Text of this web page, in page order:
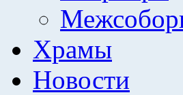
Храмы
Новости